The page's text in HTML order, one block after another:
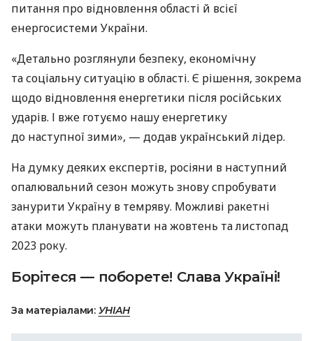
питання про відновлення області й всієї
енергосистеми України.
«Детально розглянули безпеку, економічну
та соціальну ситуацію в області. Є рішення, зокрема
щодо відновлення енергетики після російських
ударів. І вже готуємо нашу енергетику
до наступної зими», — додав український лідер.
На думку деяких експертів, росіяни в наступний
опалювальний сезон можуть знову спробувати
занурити Україну в темряву. Можливі ракетні
атаки можуть планувати на жовтень та листопад
2023 року.
Борітеся — поборете! Слава Україні!
За матеріалами: УНІАН